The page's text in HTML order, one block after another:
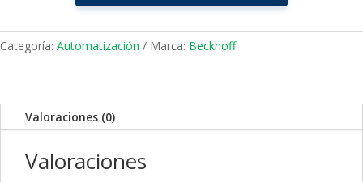
Categoría: Automatización Marca: Beckhoff
Valoraciones (0)
Valoraciones